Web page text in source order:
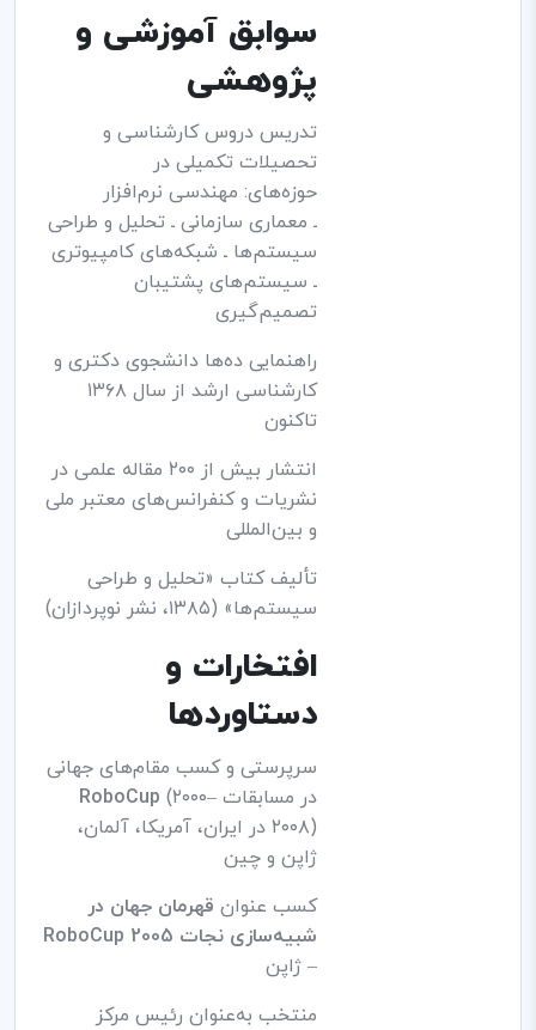
سوابق آموزشی و
پژوهشی
تدریس دروس کارشناسی و
تحصیلات تکمیلی در
حوزه‌های: مهندسی نرم‌افزار
ـ معماری سازمانی ـ تحلیل و طراحی
سیستم‌ها ـ شبکه‌های کامپیوتری
ـ سیستم‌های پشتیبان
تصمیم‌گیری
راهنمایی ده‌ها دانشجوی دکتری و
کارشناسی ارشد از سال ۱۳۶۸
تاکنون
انتشار بیش از ۲۰۰ مقاله علمی در
نشریات و کنفرانس‌های معتبر ملی
و بین‌المللی
تألیف کتاب «تحلیل و طراحی
سیستم‌ها» (۱۳۸۵، نشر نوپردازان)
افتخارات و
دستاوردها
سرپرستی و کسب مقام‌های جهانی
در مسابقات
RoboCup (۲۰۰۰–
۲۰۰۸) در ایران، آمریکا، آلمان،
ژاپن و چین
کسب عنوان قهرمان جهان در
شبیه‌سازی نجات RoboCup 2005
– ژاپن
منتخب به‌عنوان رئیس مرکز